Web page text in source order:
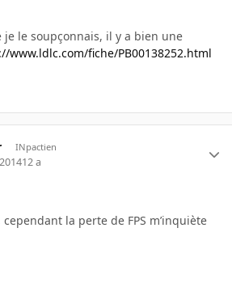
je le soupçonnais, il y a bien une
www.ldlc.com/fiche/PB00138252.html
INpactien
12 a
la perte de FPS m’inquiète